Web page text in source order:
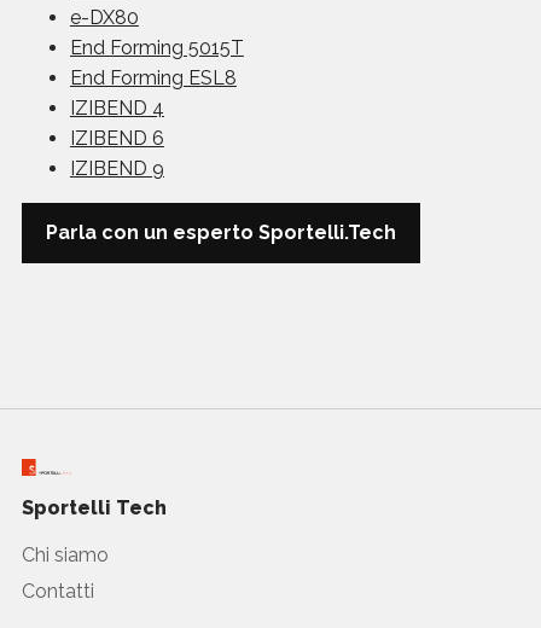
e-DX80
End Forming 5015T
End Forming ESL8
IZIBEND 4
IZIBEND 6
IZIBEND 9
Parla con un esperto Sportelli.Tech
Sportelli Tech
Chi siamo
Contatti